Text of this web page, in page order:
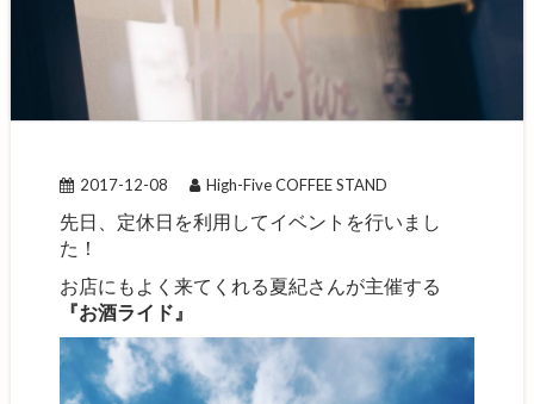
2017-12-08 High-Five COFFEE STAND
先日、定休日を利用してイベントを行いまし
た！
お店にもよく来てくれる夏紀さんが主催する
『お酒ライド』